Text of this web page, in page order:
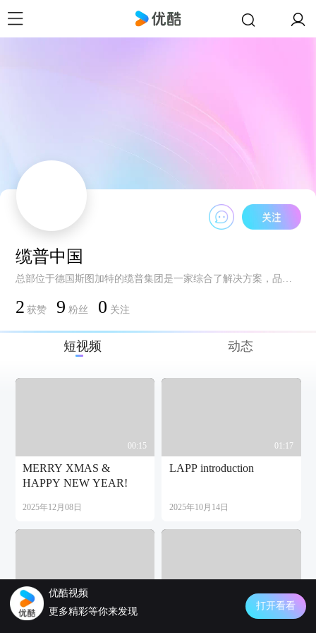
缆普中国
总部位于德国斯图加特的缆普集团是一家综合了解决方案，品牌化线缆产品以及连接技术的供应商。缆普的产品范围包括标准以及高柔性电缆，工业连接器和电缆夹套，定制的系统解决方案，对于未来的智能工厂自动化技术和机器人技术的解决方案，当然也包括技术配件。2003年缆普集团独资子公司-缆普电缆(上海)有限公司（LKS）正式成立，负责集团产品在中国地区的市场推广，技术支持，销售服务和物流。而在2012年，缆普集团中国第一家工厂-缆普电缆制造(上海)有限公司（LCS）成立，该厂的主要业务为缆普标准产品的生产，包括1Kv及以下控制和数据电缆的研发，生产以及其配套线线束产品的装配，提供销售公司自产产品，售后以及技术支持。缆普中国总部设立于上海，共有133名员工，任职于LKS，LCS以及外高桥仓库。
2 获赞 9 粉丝 0 关注
短视频 动态
00:15
MERRY XMAS &
HAPPY NEW YEAR!
2025年12月08日
01:17
LAPP introduction
2025年10月14日
Alive by LAPP
03:51
缆普中国在线商城-功能
优酷视频
更多精彩等你来发现
打开看看